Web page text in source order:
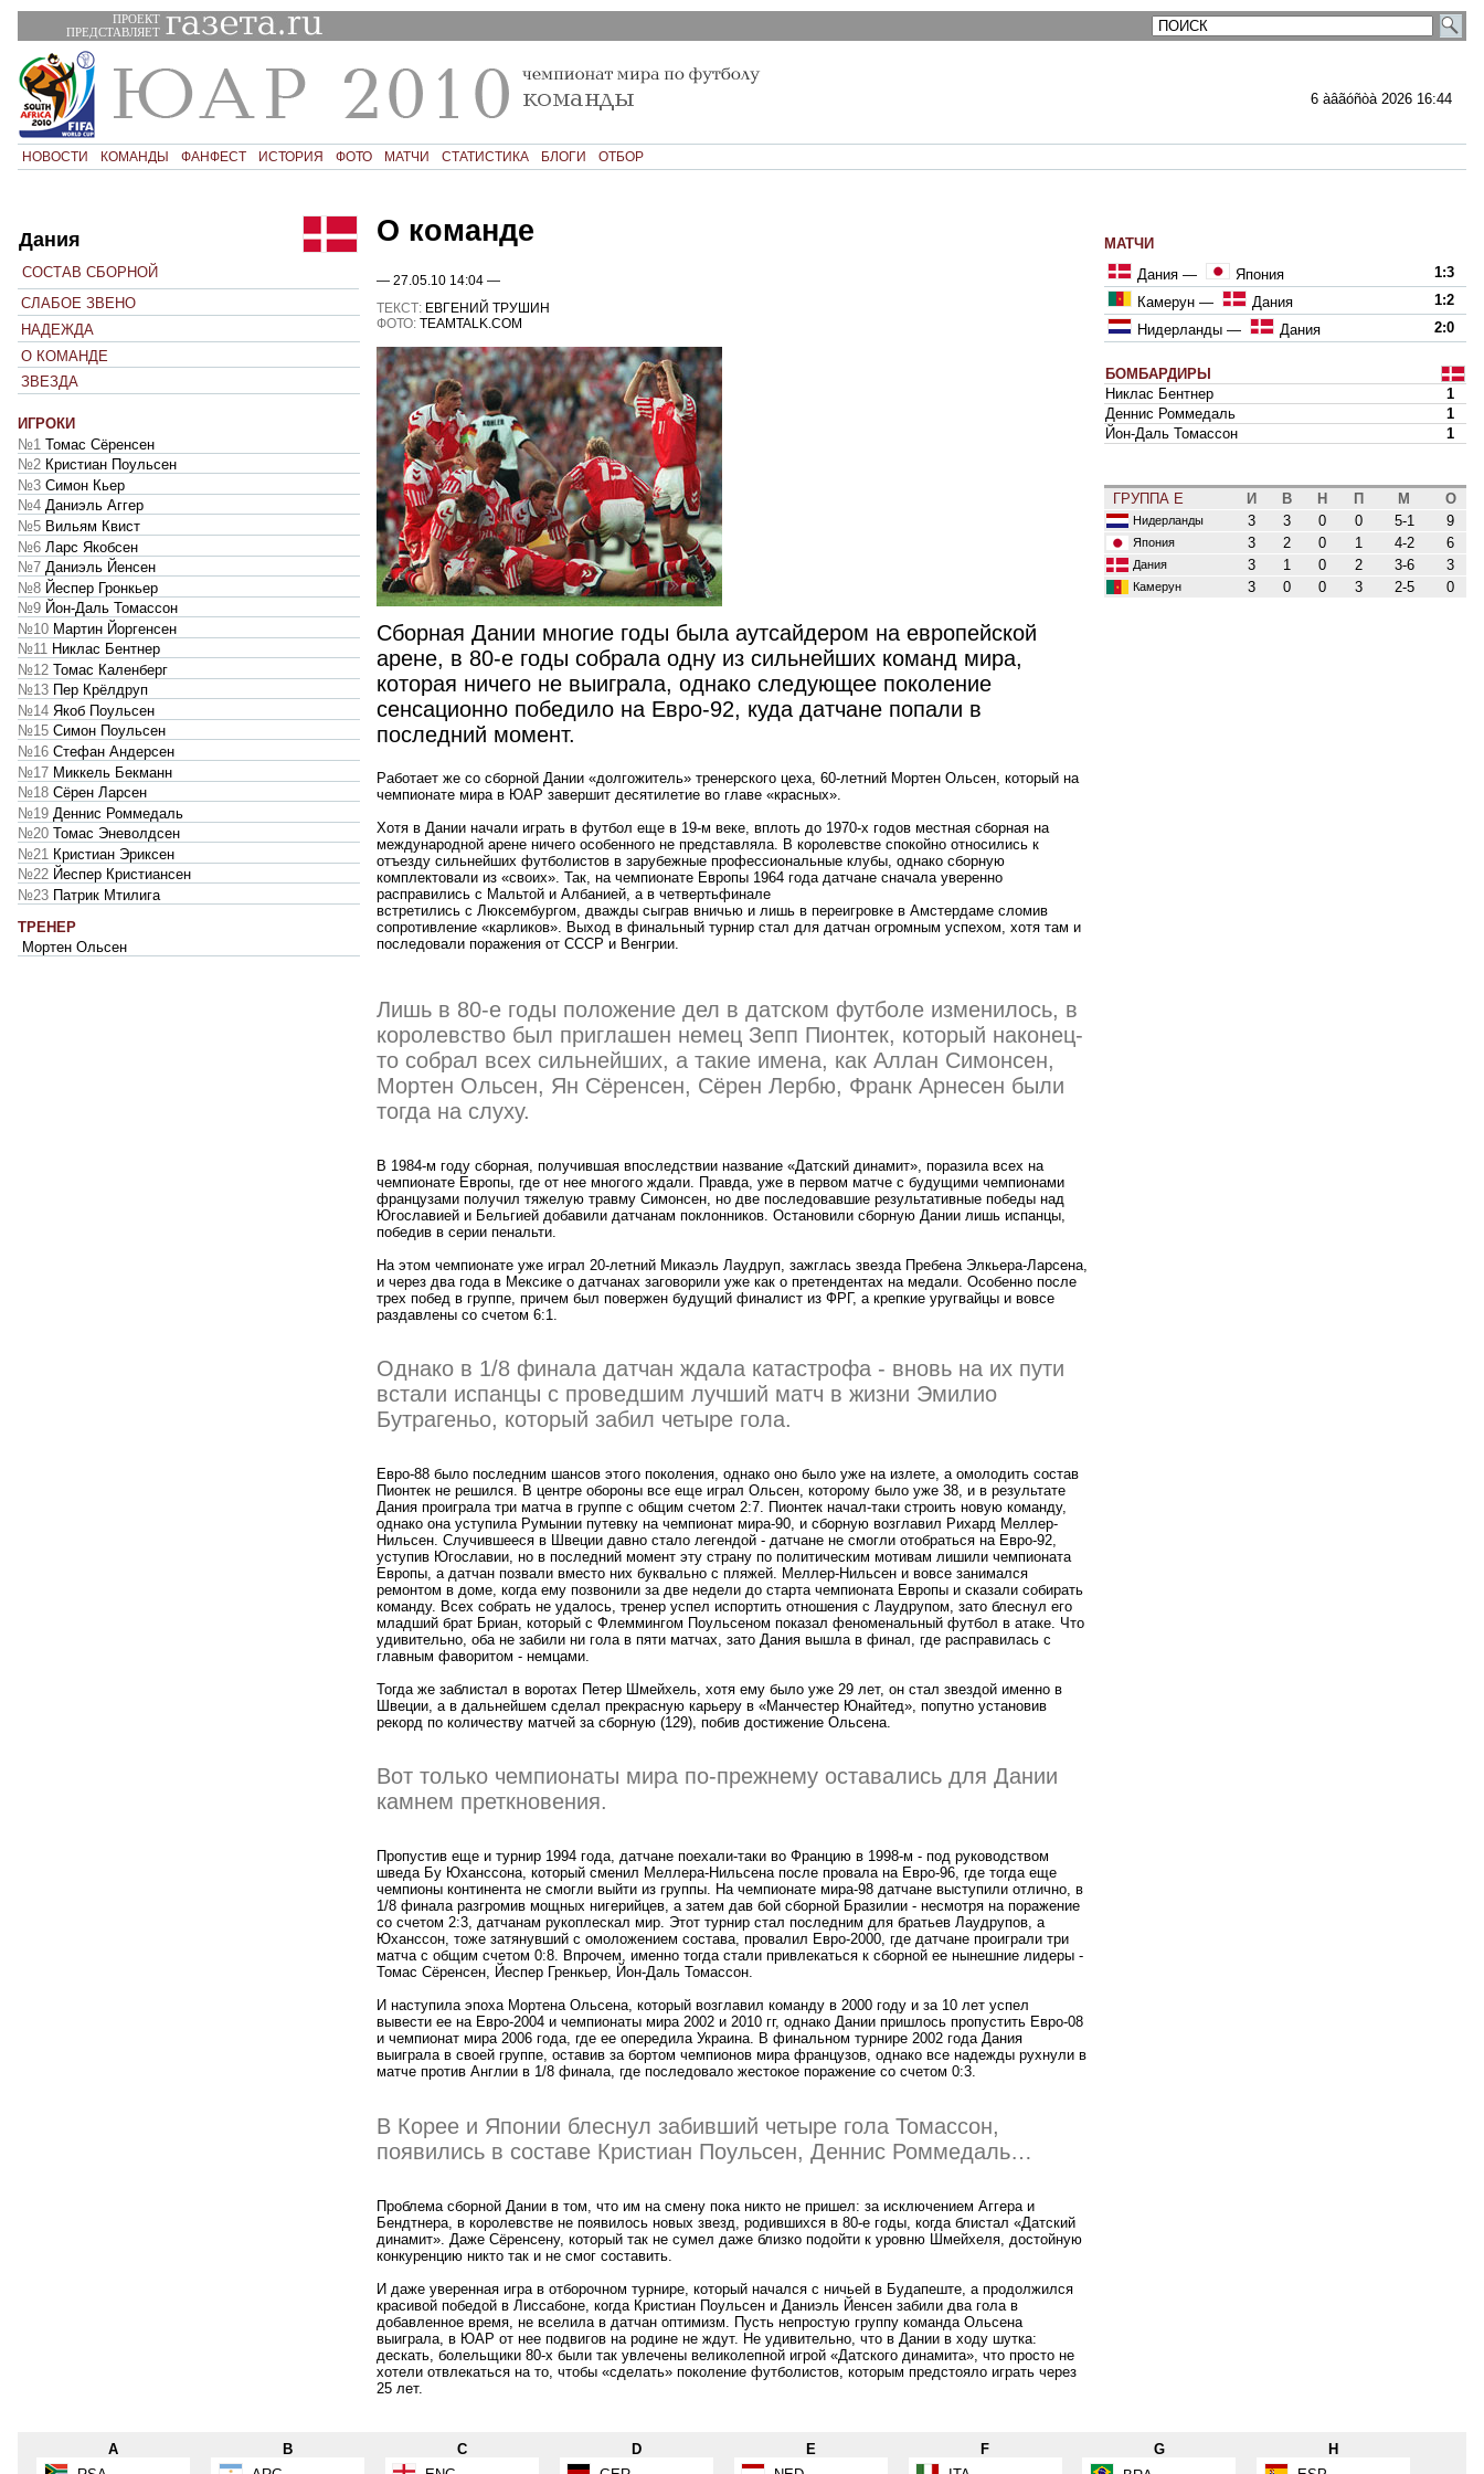
ПРОЕКТ
ПРЕДСТАВЛЯЕТ
6 àâãóñòà 2026 16:44
НОВОСТИ КОМАНДЫ ФАНФЕСТ ИСТОРИЯ ФОТО МАТЧИ СТАТИСТИКА БЛОГИ ОТБОР
О команде
— 27.05.10 14:04 —
ТЕКСТ:ЕВГЕНИЙ ТРУШИН
ФОТО:TEAMTALK.COM
Сборная Дании многие годы была аутсайдером на европейской
арене, в 80-е годы собрала одну из сильнейших команд мира,
которая ничего не выиграла, однако следующее поколение
сенсационно победило на Евро-92, куда датчане попали в
последний момент.
Работает же со сборной Дании «долгожитель» тренерского цеха, 60-летний Мортен Ольсен, который на
чемпионате мира в ЮАР завершит десятилетие во главе «красных».
Хотя в Дании начали играть в футбол еще в 19-м веке, вплоть до 1970-х годов местная сборная на
международной арене ничего особенного не представляла. В королевстве спокойно относились к
отъезду сильнейших футболистов в зарубежные профессиональные клубы, однако сборную
комплектовали из «своих». Так, на чемпионате Европы 1964 года датчане сначала уверенно
расправились с Мальтой и Албанией, а в четвертьфинале
встретились с Люксембургом, дважды сыграв вничью и лишь в переигровке в Амстердаме сломив
сопротивление «карликов». Выход в финальный турнир стал для датчан огромным успехом, хотя там и
последовали поражения от СССР и Венгрии.
Лишь в 80-е годы положение дел в датском футболе изменилось, в
королевство был приглашен немец Зепп Пионтек, который наконец-
то собрал всех сильнейших, а такие имена, как Аллан Симонсен,
Мортен Ольсен, Ян Сёренсен, Сёрен Лербю, Франк Арнесен были
тогда на слуху.
В 1984-м году сборная, получившая впоследствии название «Датский динамит», поразила всех на
чемпионате Европы, где от нее многого ждали. Правда, уже в первом матче с будущими чемпионами
французами получил тяжелую травму Симонсен, но две последовавшие результативные победы над
Югославией и Бельгией добавили датчанам поклонников. Остановили сборную Дании лишь испанцы,
победив в серии пенальти.
На этом чемпионате уже играл 20-летний Микаэль Лаудруп, зажглась звезда Пребена Элкьера-Ларсена,
и через два года в Мексике о датчанах заговорили уже как о претендентах на медали. Особенно после
трех побед в группе, причем был повержен будущий финалист из ФРГ, а крепкие уругвайцы и вовсе
раздавлены со счетом 6:1.
Однако в 1/8 финала датчан ждала катастрофа - вновь на их пути
встали испанцы с проведшим лучший матч в жизни Эмилио
Бутрагеньо, который забил четыре гола.
Евро-88 было последним шансов этого поколения, однако оно было уже на излете, а омолодить состав
Пионтек не решился. В центре обороны все еще играл Ольсен, которому было уже 38, и в результате
Дания проиграла три матча в группе с общим счетом 2:7. Пионтек начал-таки строить новую команду,
однако она уступила Румынии путевку на чемпионат мира-90, и сборную возглавил Рихард Меллер-
Нильсен. Случившееся в Швеции давно стало легендой - датчане не смогли отобраться на Евро-92,
уступив Югославии, но в последний момент эту страну по политическим мотивам лишили чемпионата
Европы, а датчан позвали вместо них буквально с пляжей. Меллер-Нильсен и вовсе занимался
ремонтом в доме, когда ему позвонили за две недели до старта чемпионата Европы и сказали собирать
команду. Всех собрать не удалось, тренер успел испортить отношения с Лаудрупом, зато блеснул его
младший брат Бриан, который с Флеммингом Поульсеном показал феноменальный футбол в атаке. Что
удивительно, оба не забили ни гола в пяти матчах, зато Дания вышла в финал, где расправилась с
главным фаворитом - немцами.
Тогда же заблистал в воротах Петер Шмейхель, хотя ему было уже 29 лет, он стал звездой именно в
Швеции, а в дальнейшем сделал прекрасную карьеру в «Манчестер Юнайтед», попутно установив
рекорд по количеству матчей за сборную (129), побив достижение Ольсена.
Вот только чемпионаты мира по-прежнему оставались для Дании
камнем преткновения.
Пропустив еще и турнир 1994 года, датчане поехали-таки во Францию в 1998-м - под руководством
шведа Бу Юханссона, который сменил Меллера-Нильсена после провала на Евро-96, где тогда еще
чемпионы континента не смогли выйти из группы. На чемпионате мира-98 датчане выступили отлично, в
1/8 финала разгромив мощных нигерийцев, а затем дав бой сборной Бразилии - несмотря на поражение
со счетом 2:3, датчанам рукоплескал мир. Этот турнир стал последним для братьев Лаудрупов, а
Юханссон, тоже затянувший с омоложением состава, провалил Евро-2000, где датчане проиграли три
матча с общим счетом 0:8. Впрочем, именно тогда стали привлекаться к сборной ее нынешние лидеры -
Томас Сёренсен, Йеспер Гренкьер, Йон-Даль Томассон.
И наступила эпоха Мортена Ольсена, который возглавил команду в 2000 году и за 10 лет успел
вывести ее на Евро-2004 и чемпионаты мира 2002 и 2010 гг, однако Дании пришлось пропустить Евро-08
и чемпионат мира 2006 года, где ее опередила Украина. В финальном турнире 2002 года Дания
выиграла в своей группе, оставив за бортом чемпионов мира французов, однако все надежды рухнули в
матче против Англии в 1/8 финала, где последовало жестокое поражение со счетом 0:3.
В Корее и Японии блеснул забивший четыре гола Томассон,
появились в составе Кристиан Поульсен, Деннис Роммедаль…
Проблема сборной Дании в том, что им на смену пока никто не пришел: за исключением Аггера и
Бендтнера, в королевстве не появилось новых звезд, родившихся в 80-е годы, когда блистал «Датский
динамит». Даже Сёренсену, который так не сумел даже близко подойти к уровню Шмейхеля, достойную
конкуренцию никто так и не смог составить.
И даже уверенная игра в отборочном турнире, который начался с ничьей в Будапеште, а продолжился
красивой победой в Лиссабоне, когда Кристиан Поульсен и Даниэль Йенсен забили два гола в
добавленное время, не вселила в датчан оптимизм. Пусть непростую группу команда Ольсена
выиграла, в ЮАР от нее подвигов на родине не ждут. Не удивительно, что в Дании в ходу шутка:
дескать, болельщики 80-х были так увлечены великолепной игрой «Датского динамита», что просто не
хотели отвлекаться на то, чтобы «сделать» поколение футболистов, которым предстояло играть через
25 лет.
Дания
СОСТАВ СБОРНОЙ
СЛАБОЕ ЗВЕНО
НАДЕЖДА
О КОМАНДЕ
ЗВЕЗДА
ИГРОКИ
№1 Томас Сёренсен
№2 Кристиан Поульсен
№3 Симон Кьер
№4 Даниэль Аггер
№5 Вильям Квист
№6 Ларс Якобсен
№7 Даниэль Йенсен
№8 Йеспер Гронкьер
№9 Йон-Даль Томассон
№10 Мартин Йоргенсен
№11 Никлас Бентнер
№12 Томас Каленберг
№13 Пер Крёлдруп
№14 Якоб Поульсен
№15 Симон Поульсен
№16 Стефан Андерсен
№17 Миккель Бекманн
№18 Сёрен Ларсен
№19 Деннис Роммедаль
№20 Томас Эневолдсен
№21 Кристиан Эриксен
№22 Йеспер Кристиансен
№23 Патрик Мтилига
ТРЕНЕР
Мортен Ольсен
МАТЧИ
Дания — Япония
1:3
Камерун — Дания
1:2
Нидерланды — Дания 2:0
БОМБАРДИРЫ
Никлас Бентнер
1
Деннис Роммедаль
1
Йон-Даль Томассон
1
ГРУППА E И В Н П М О
Нидерланды 3 3 0 0 5-1 9
Япония 3 2 0 1 4-2 6
Дания 3 1 0 2 3-6 3
Камерун 3 0 0 3 2-5 0
A
B
C
D
E
F
G
H